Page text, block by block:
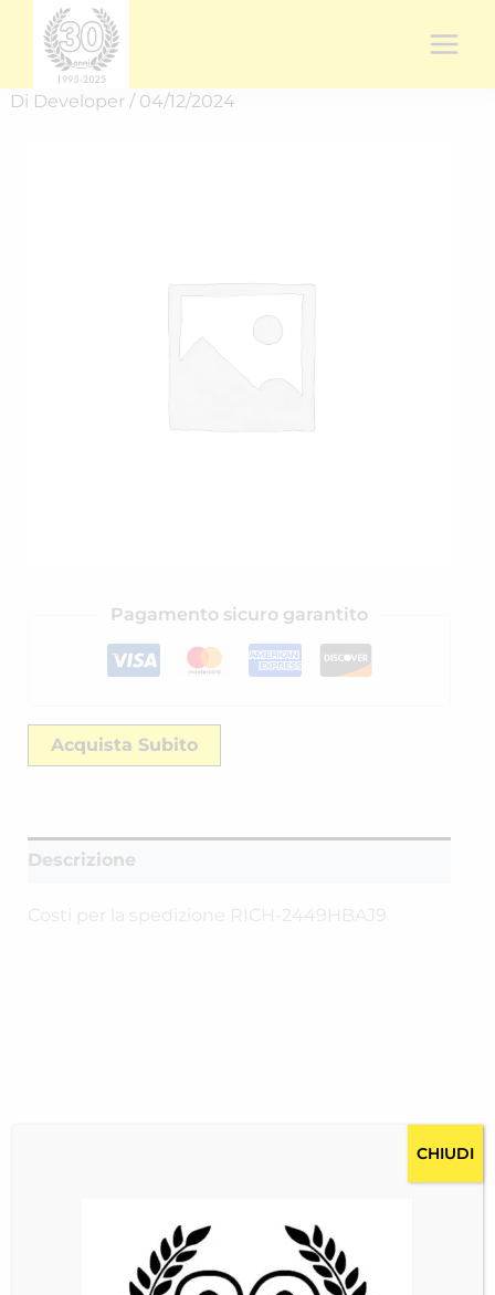
contenuto
Di Developer / 04/12/2024
Pagamento sicuro garantito
Acquista Subito
Descrizione
Costi per la spedizione RICH-2449HBAJ9
CHIUDI